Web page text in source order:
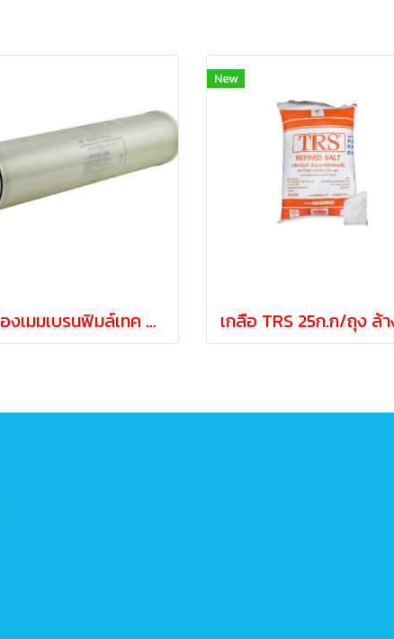
ไส้กรองเมมเบรนฟิมล์เทค Filmtec BW30-400 (คุณภาพสูง)
New